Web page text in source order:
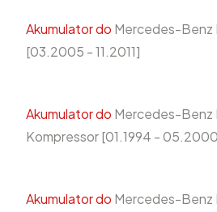
Akumulator do Mercedes-Benz
[03.2005 - 11.2011]
Akumulator do Mercedes-Benz
Kompressor [01.1994 -
Akumulator do Mercedes-Benz